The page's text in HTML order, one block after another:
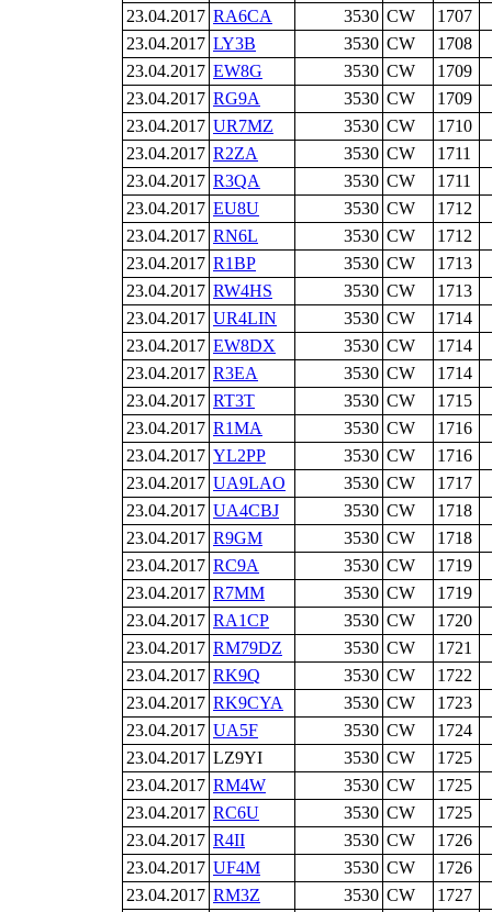
23.04.2017 RA6CA 3530 CW
1707
23.04.2017 LY3B 3530 CW
1708
23.04.2017 EW8G 3530 CW
1709
23.04.2017 RG9A 3530 CW
1709
23.04.2017 UR7MZ 3530 CW
1710
23.04.2017 R2ZA 3530 CW
1711
23.04.2017 R3QA 3530 CW
1711
23.04.2017 EU8U 3530 CW
1712
23.04.2017 RN6L 3530 CW
1712
23.04.2017 R1BP 3530 CW
1713
23.04.2017 RW4HS 3530 CW
1713
23.04.2017 UR4LIN 3530 CW
1714
23.04.2017 EW8DX 3530 CW
1714
23.04.2017 R3EA 3530 CW
1714
23.04.2017 RT3T 3530 CW
1715
23.04.2017 R1MA 3530 CW
1716
23.04.2017 YL2PP 3530 CW
1716
23.04.2017 UA9LAO 3530 CW
1717
23.04.2017 UA4CBJ 3530 CW
1718
23.04.2017 R9GM 3530 CW
1718
23.04.2017 RC9A 3530 CW
1719
23.04.2017 R7MM 3530 CW
1719
23.04.2017 RA1CP 3530 CW
1720
23.04.2017 RM79DZ 3530 CW
1721
23.04.2017 RK9Q 3530 CW
1722
23.04.2017 RK9CYA 3530 CW
1723
23.04.2017 UA5F 3530 CW
1724
23.04.2017 LZ9YI 3530 CW
1725
23.04.2017 RM4W 3530 CW
1725
23.04.2017 RC6U 3530 CW
1725
23.04.2017 R4II 3530 CW
1726
23.04.2017 UF4M 3530 CW
1726
23.04.2017 RM3Z 3530 CW
1727